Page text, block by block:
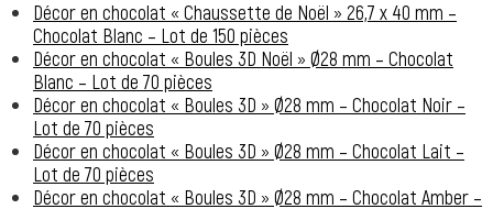
Décor en chocolat « Chaussette de Noël » 26,7 x 40 mm –
Chocolat Blanc – Lot de 150 pièces
Décor en chocolat « Boules 3D Noël » Ø28 mm – Chocolat
Blanc – Lot de 70 pièces
Décor en chocolat « Boules 3D » Ø28 mm – Chocolat Noir –
Lot de 70 pièces
Décor en chocolat « Boules 3D » Ø28 mm – Chocolat Lait –
Lot de 70 pièces
Décor en chocolat « Boules 3D » Ø28 mm – Chocolat Amber –